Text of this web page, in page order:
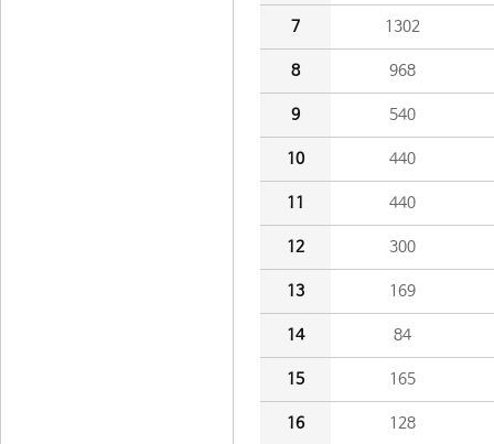
7 1302
8 968
9 540
10 440
11 440
12 300
13 169
14 84
15 165
16 128